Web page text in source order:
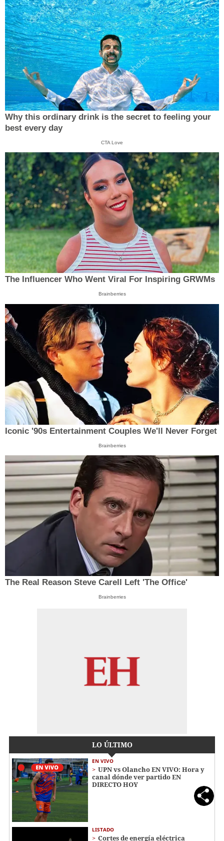
Why this ordinary drink is the secret to feeling your
best every day
CTA Love
The Influencer Who Went Viral For Inspiring GRWMs
Brainberries
Iconic '90s Entertainment Couples We'll Never Forget
Brainberries
The Real Reason Steve Carell Left 'The Office'
Brainberries
LO ÚLTIMO
EN VIVO
UPN vs Olancho EN VIVO: Hora y
canal dónde ver partido EN
DIRECTO HOY
LISTADO
Cortes de energía eléctrica